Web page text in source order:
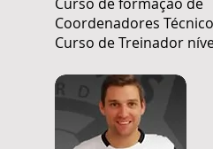
Coordenadores
Curso de Treinador